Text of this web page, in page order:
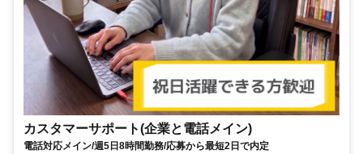
カスタマーサポート(企業と電話メイン)
電話対応メイン/週5日8時間勤務/応募から最短2日で内定